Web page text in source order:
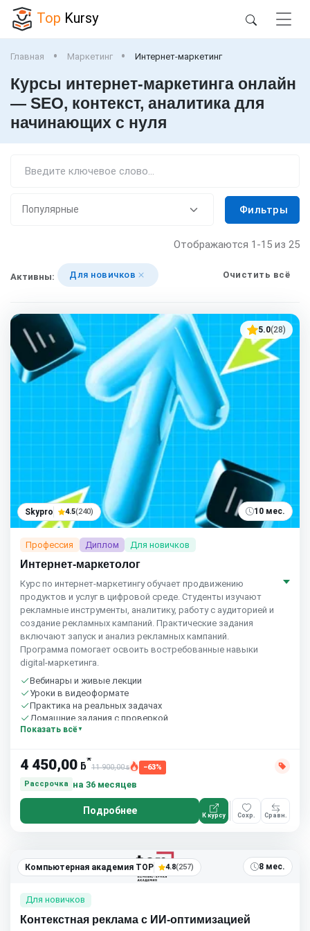
Top Kursy
Главная Маркетинг Интернет-маркетинг
Курсы интернет-маркетинга онлайн
— SEO, контекст, аналитика для
начинающих с нуля
Фильтры
Отображаются 1-15 из 25
Активны: Для новичков Очистить всё
5.0(28)
Skypro 4.5(240) 10 мес.
Профессия Диплом Для новичков
Интернет-маркетолог
Курс по интернет‑маркетингу обучает продвижению
продуктов и услуг в цифровой среде. Студенты изучают
рекламные инструменты, аналитику, работу с аудиторией и
создание рекламных кампаний. Практические задания
включают запуск и анализ рекламных кампаний.
Программа помогает освоить востребованные навыки
digital‑маркетинга.
Вебинары и живые лекции
Уроки в видеоформате
Практика на реальных задачах
Домашние задания с проверкой
Сообщество студентов
Показать всё
4 450,00 ƃ*
11 900,00ƃ
−63%
Рассрочка
на 36 месяцев
Подробнее К курсу Сохр. Сравн.
Компьютерная академия TOP 4.8(257) 8 мес.
Для новичков
Контекстная реклама с ИИ-оптимизацией